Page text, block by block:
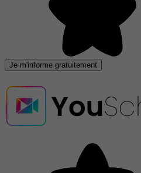
Je m'informe gratuitement